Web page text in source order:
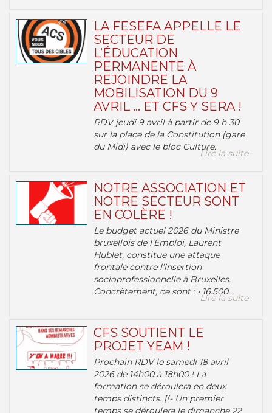
LA FESEFA APPELLE LE
SECTEUR DE
L’ÉDUCATION
PERMANENTE À
REJOINDRE LA
MOBILISATION DU 9
AVRIL … ET CFS Y SERA !
RDV jeudi 9 avril à partir de 9 h 30
sur la place de la Constitution (gare
du Midi) avec le bloc Culture.
Lire la suite
NOTRE ASSOCIATION ET
NOTRE SECTEUR SONT
EN COLÈRE !
Le budget actuel 2026 du Ministre
bruxellois de l’Emploi, Laurent
Hublet, constitue une attaque
frontale contre l’insertion
socioprofessionnelle à Bruxelles.
Concrètement, ce sont : • 16.500...
Lire la suite
CFS SOUTIENT LE
PROJET YEAM !
Prochain RDV le samedi 18 avril
2026 de 14h00 à 18h00 ! La
formation se déroulera en deux
temps distincts. [(- Un premier
temps se déroulera le dimanche 22